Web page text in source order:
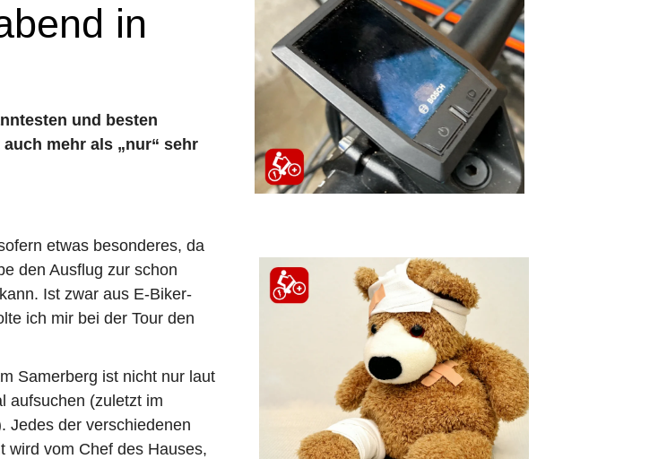
in
und besten
mehr als „nur“ sehr
etwas besonderes, da
den Ausflug zur schon
Ist zwar aus E-Biker-
ich mir bei der Tour den
Samerberg ist nicht nur laut
aufsuchen (zuletzt im
Jedes der verschiedenen
wird vom Chef des Hauses,